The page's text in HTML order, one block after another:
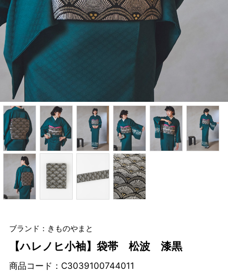
ブランド：きものやまと
【ハレノヒ小袖】袋帯 松波 漆黒
商品コード： C3039100744011